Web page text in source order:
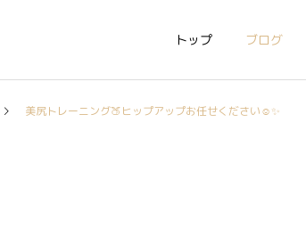
トップ ブログ
美尻トレーニング🍑ヒップアップお任せください☺️✨